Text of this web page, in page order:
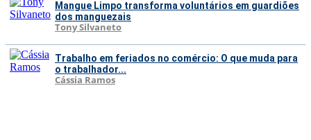
Mangue Limpo transforma voluntários em guardiões
dos manguezais
Tony Silvaneto
Trabalho em feriados no comércio: O que muda para
o trabalhador...
Cássia Ramos